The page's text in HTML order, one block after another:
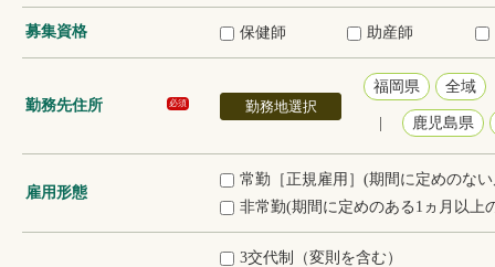
募集資格 保健師 助産師
勤務先住所 必須 勤務地選択
福岡県 全域
鹿児島県
雇用形態
常勤［正規雇用］(期間に定めのな
非常勤(期間に定めのある1ヵ月以上
3交代制（変則を含む）